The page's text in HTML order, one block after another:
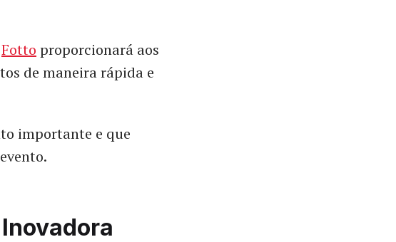
Fotto proporcionará aos
de maneira rápida e
importante e que